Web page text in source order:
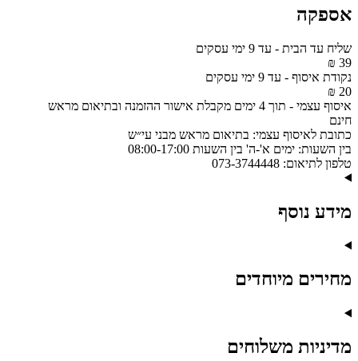
הדפסה
כסף
13
ס"מ
דגם
UK42871
אספקה
שליח עד הבית - עד 9 ימי עסקים
39 ₪
נקודת איסוף - עד 9 ימי עסקים
20 ₪
איסוף עצמי - תוך 4 ימים מקבלת אישור ההזמנה ובתיאום מראש
חינם
כתובת לאיסוף עצמי: בתיאום מראש מבני עי״ש
בין השעות: ימים א'-ה' בין השעות 08:00-17:00
טלפון לתיאום: 073-3744448
מידע נוסף
מחירים מיוחדים
מדיניות משלוחים